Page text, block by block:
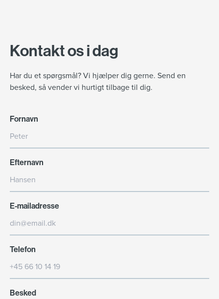
Kontakt os i dag
Har du et spørgsmål? Vi hjælper dig gerne. Send en
besked, så vender vi hurtigt tilbage til dig.
Fornavn
Efternavn
E-mailadresse
Telefon
Besked